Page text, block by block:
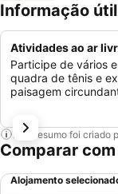
Informação útil
Atividades ao ar
Participe de vários
quadra de tênis e
paisagem
Este resumo foi
Comparar
Alojamento